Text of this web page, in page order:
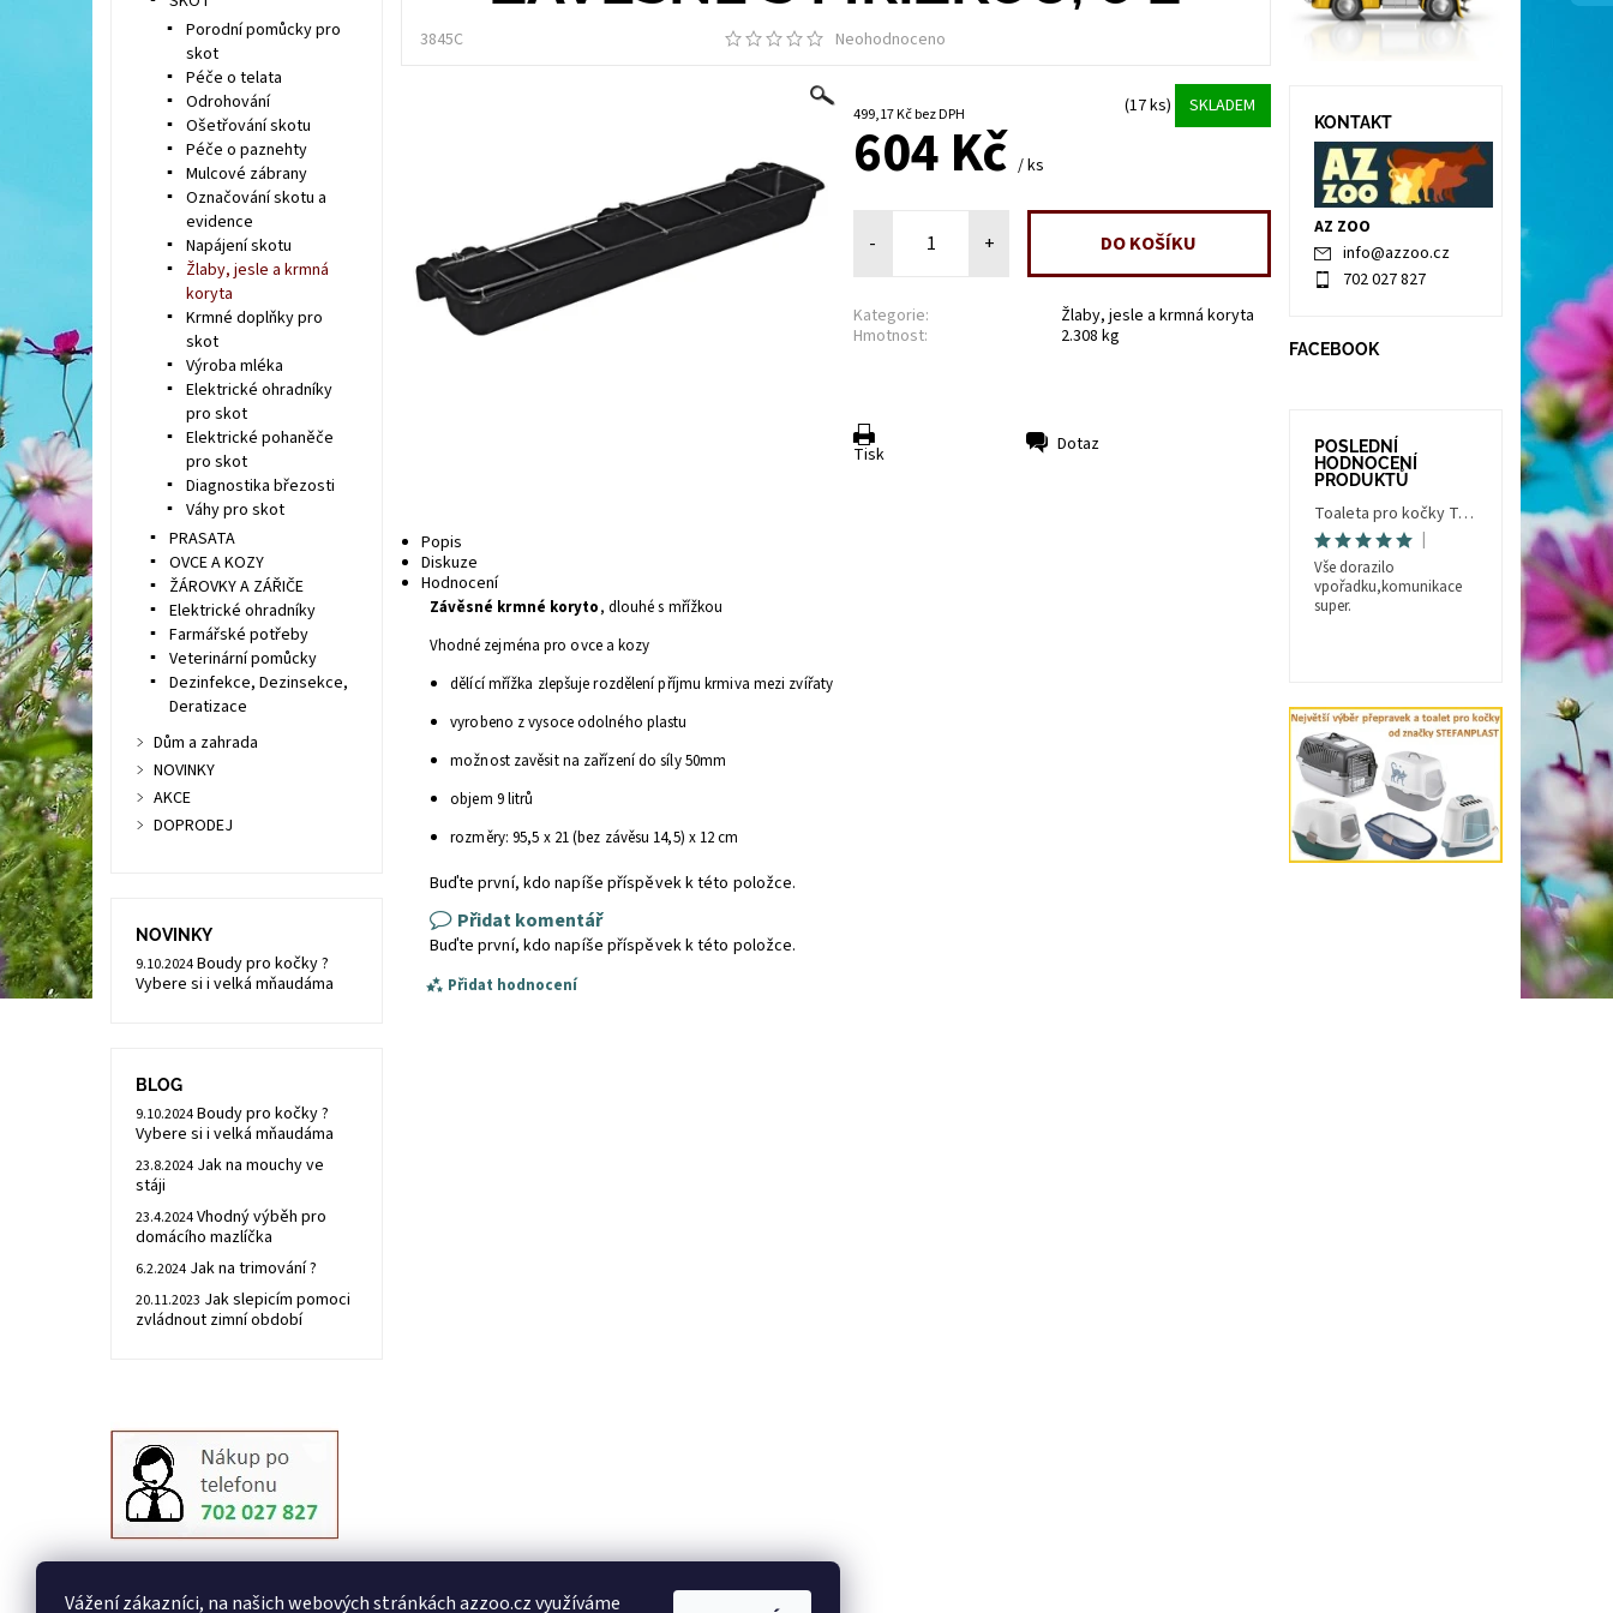
3845C Neohodnoceno
499,17 Kč bez DPH (17 ks) SKLADEM
604 Kč/ ks
- +
Kategorie:
Žlaby, jesle a krmná koryta
Hmotnost:
2.308 kg
Tisk Dotaz
Popis
Diskuze
Hodnocení
Závěsné krmné koryto, dlouhé s mřížkou
Vhodné zejména pro ovce a kozy
dělící mřížka zlepšuje rozdělení příjmu krmiva mezi zvířaty
vyrobeno z vysoce odolného plastu
možnost zavěsit na zařízení do síly 50mm
objem 9 litrů
rozměry: 95,5 x 21 (bez závěsu 14,5) x 12 cm
Buďte první, kdo napíše příspěvek k této položce.
Přidat komentář
Buďte první, kdo napíše příspěvek k této položce.
Přidat hodnocení
Porodní pomůcky pro
skot
Péče o telata
Odrohování
Ošetřování skotu
Péče o paznehty
Mulcové zábrany
Označování skotu a
evidence
Napájení skotu
Žlaby, jesle a krmná
koryta
Krmné doplňky pro
skot
Výroba mléka
Elektrické ohradníky
pro skot
Elektrické pohaněče
pro skot
Diagnostika březosti
Váhy pro skot
PRASATA
OVCE A KOZY
ŽÁROVKY A ZÁŘIČE
Elektrické ohradníky
Farmářské potřeby
Veterinární pomůcky
Dezinfekce, Dezinsekce,
Deratizace
Dům a zahrada
NOVINKY
AKCE
DOPRODEJ
NOVINKY
9.10.2024Boudy pro kočky ?
Vybere si i velká mňaudáma
BLOG
9.10.2024Boudy pro kočky ?
Vybere si i velká mňaudáma
23.8.2024 Jak na mouchy ve
stáji
23.4.2024Vhodný výběh pro
domácího mazlíčka
6.2.2024 Jak na trimování ?
20.11.2023 Jak slepicím pomoci
zvládnout zimní období
KONTAKT
AZ ZOO
info@azzoo.cz
702 027 827
FACEBOOK
POSLEDNÍ
HODNOCENÍ
PRODUKTŮ
Toaleta pro kočky Trés Chic Indoor Filter, krytá - kočičí WC s filtrem, holubí šedá/bílá
|
Vše dorazilo
vpořadku,komunikace
super.
Vážení zákazníci, na našich webových stránkách azzoo.cz využíváme